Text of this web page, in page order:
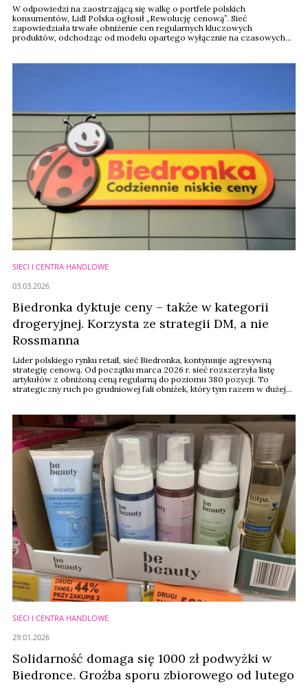
W odpowiedzi na zaostrzającą się walkę o portfele polskich
konsumentów, Lidl Polska ogłosił „Rewolucję cenową”. Sieć
zapowiedziała trwałe obniżenie cen regularnych kluczowych
produktów, odchodząc od modelu opartego wyłącznie na czasowych
drogeryjną pochwalił się też Carrefour. Czy te ...
SIECI I CENTRA HANDLOWE
Biedronka dyktuje ceny – także w kategorii
drogeryjnej. Korzysta ze strategii DM, a nie
Rossmanna
Lider polskiego rynku retail, sieć Biedronka, kontynuuje agresywną
strategię cenową. Od początku marca 2026 r. sieć rozszerzyła listę
artykułów z obniżoną ceną regularną do poziomu 380 pozycji. To
strategiczny ruch po grudniowej fali obniżek, który tym razem w dużej
Biedronka zapowiada odejście ...
03.03.2026
SIECI I CENTRA HANDLOWE
Solidarność domaga się 1000 zł podwyżki w
Biedronce. Groźba sporu zbiorowego od lutego
29.01.2026